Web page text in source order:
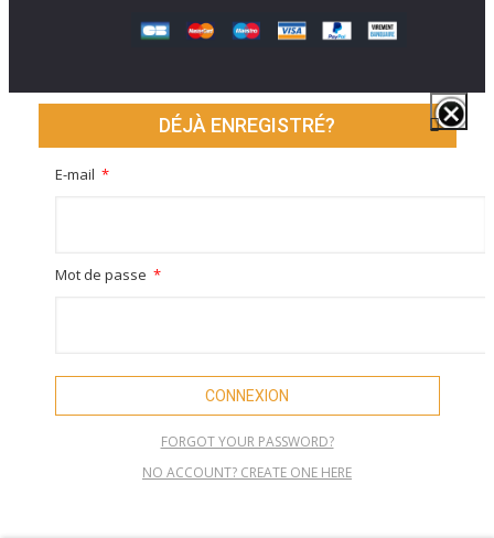
DÉJÀ ENREGISTRÉ?
E-mail
Mot de passe
CONNEXION
FORGOT YOUR PASSWORD?
NO ACCOUNT? CREATE ONE HERE